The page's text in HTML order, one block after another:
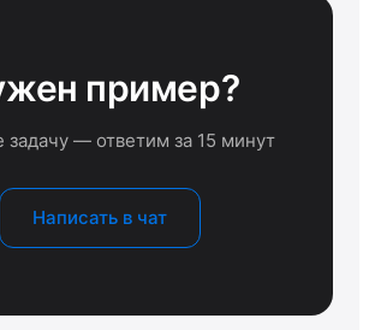
пример?
задачу — ответим за 15 минут
Написать в чат